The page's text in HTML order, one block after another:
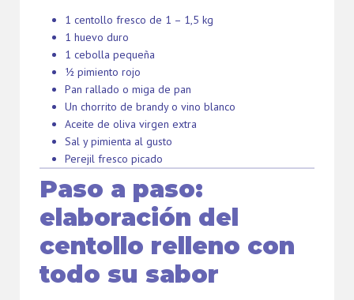
1 centollo fresco de 1 – 1,5 kg
1 huevo duro
1 cebolla pequeña
½ pimiento rojo
Pan rallado o miga de pan
Un chorrito de brandy o vino blanco
Aceite de oliva virgen extra
Sal y pimienta al gusto
Perejil fresco picado
Paso a paso:
elaboración del
centollo relleno con
todo su sabor